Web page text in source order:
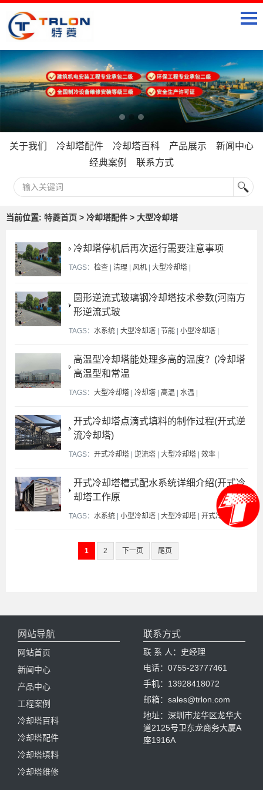
关于我们 冷却塔配件 冷却塔百科 产品展示
新闻中心
经典案例
联系方式
当前位置: 特菱首页 > 冷却塔配件 > 大型冷却塔
冷却塔停机后再次运行需要注意事项
TAGS： 检查 | 清理 | 风机 | 大型冷却塔 |
圆形逆流式玻璃钢冷却塔技术参数(河南方
形逆流式玻
TAGS： 水系统 大型冷却塔 节能 小型冷却塔
高温型冷却塔能处理多高的温度？(冷却塔
高温型和常温
TAGS： 大型冷却塔 冷却塔 高温 水温
开式冷却塔点滴式填料的制作过程(开式逆
流冷却塔)
TAGS： 开式冷却塔 逆流塔 大型冷却塔 效率
开式冷却塔槽式配水系统详细介绍(开式冷
却塔工作原
TAGS： 水系统 小型冷却塔 大型冷却塔 开式冷却塔
1 2 下一页 尾页
网站导航
网站首页
新闻中心
产品中心
工程案例
冷却塔百科
冷却塔配件
冷却塔填料
冷却塔维修
联系方式
联 系 人：史经理
电话：0755-23777461
手机：13928418072
邮箱：sales@trlon.com
地址：深圳市龙华区龙华大
道2125号卫东龙商务大厦A
座1916A